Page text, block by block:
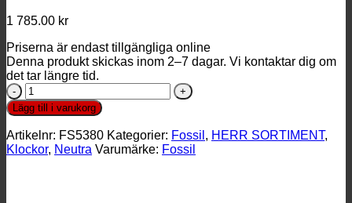
1 785.00 kr
Priserna är endast tillgängliga online
Denna produkt skickas inom 2–7 dagar. Vi kontaktar dig om
det tar längre tid.
FOSSIL
NEUTRA
CHRONO
mängd
Lägg till i varukorg
Artikelnr: FS5380 Kategorier: Fossil , HERR SORTIMENT,
Klockor, Neutra Varumärke: Fossil